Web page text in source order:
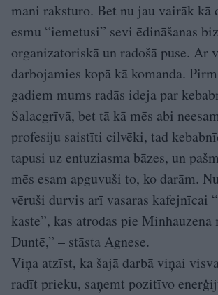
mani raksturo. Bet nu jau vairāk kā
esmu “iemetusi” sevi ēdināšanas
organizatoriskā un radošā puse. Ar
darbojamies kopā kā komanda.
gadiem mums radās ideja par
Salacgrīvā, bet tā kā mēs abi
profesiju saistīti cilvēki, tad
tapusi uz entuziasma bāzes, un
mēs esam apguvuši to, ko darām.
vēruši durvis arī vasaras kafejnīcai
kaste”, kas atrodas pie Minhauzena
Duntē,” – stāsta Agnese.
Viņa atzīst, ka šajā darbā viņai
radīt prieku, saņemt pozitīvo